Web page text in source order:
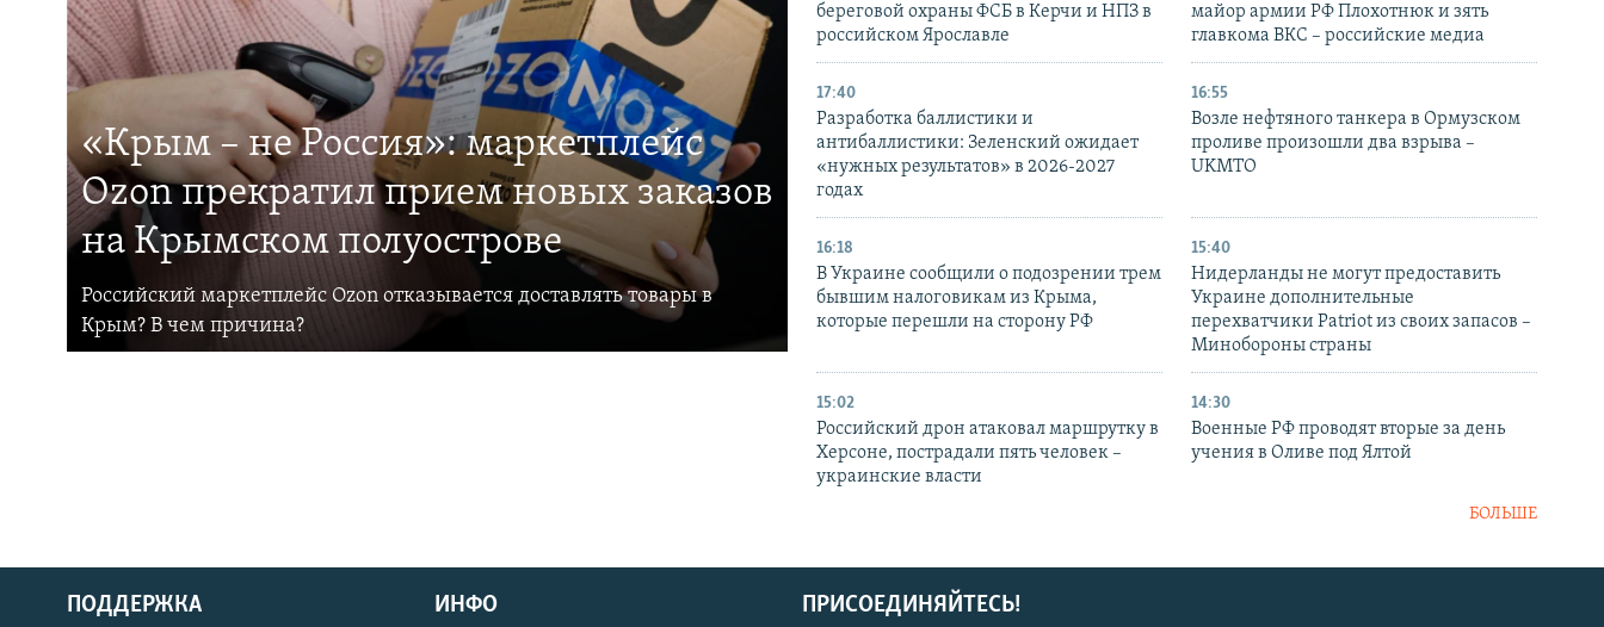
«Крым – не Россия»: маркетплейс
Ozon прекратил прием новых заказов
на Крымском полуострове
Российский маркетплейс Ozon отказывается доставлять товары в
Крым? В чем причина?
береговой охраны ФСБ в Керчи и НПЗ в
российском Ярославле
майор армии РФ Плохотнюк и зять
главкома ВКС – российские медиа
17:40
Разработка баллистики и
антибаллистики: Зеленский ожидает
«нужных результатов» в 2026-2027
годах
16:55
Возле нефтяного танкера в Ормузском
проливе произошли два взрыва –
UKMTO
16:18
В Украине сообщили о подозрении трем
бывшим налоговикам из Крыма,
которые перешли на сторону РФ
15:40
Нидерланды не могут предоставить
Украине дополнительные
перехватчики Patriot из своих запасов –
Минобороны страны
15:02
Российский дрон атаковал маршрутку в
Херсоне, пострадали пять человек –
украинские власти
14:30
Военные РФ проводят вторые за день
учения в Оливе под Ялтой
БОЛЬШЕ
ПРИСОЕДИНЯЙТЕСЬ!
ПОДДЕРЖКА ИНФО